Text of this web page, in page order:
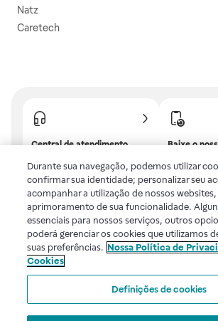
Natz
Caretech
Central de atendimento
frequentes ou fale com a
gente.
Baixe o
benefícios
Uma empresa
Voltar ao topo
Durante sua navegação, podemos utilizar
confirmar sua identidade; personalizar seu
acompanhar a utilização de nossos
aprimoramento de sua funcionalidade.
essenciais para nossos serviços, outros
poderá gerenciar os cookies que utilizamos
suas preferências. Nossa Política de
Cookies
Definições de cookies